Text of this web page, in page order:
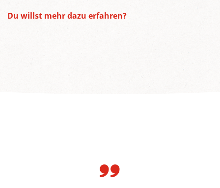
Du willst mehr dazu erfahren?